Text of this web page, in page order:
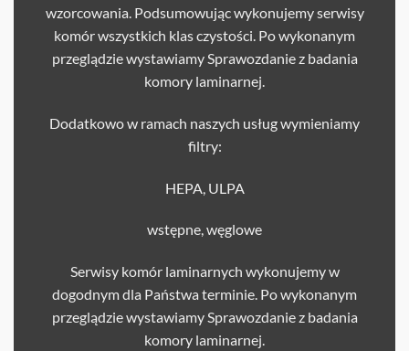
wzorcowania. Podsumowując wykonujemy serwisy
komór wszystkich klas czystości. Po wykonanym
przeglądzie wystawiamy Sprawozdanie z badania
komory laminarnej.
Dodatkowo w ramach naszych usług wymieniamy
filtry:
HEPA, ULPA
wstępne, węglowe
Serwisy komór laminarnych wykonujemy w
dogodnym dla Państwa terminie. Po wykonanym
przeglądzie wystawiamy Sprawozdanie z badania
komory laminarnej.